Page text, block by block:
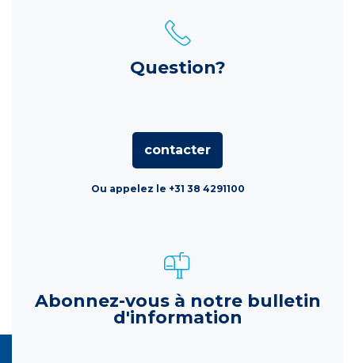
Question?
contacter
Ou appelez le +31 38 4291100
Abonnez-vous à notre bulletin
d'information